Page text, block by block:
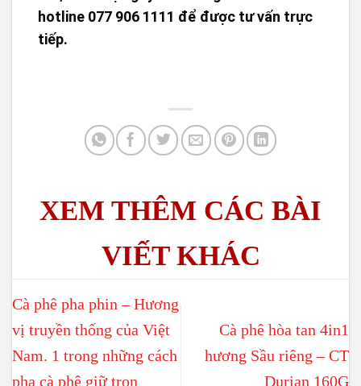
ánh nắng trực tiếp.
Hoặc liên hệ ngay với chúng tôi theo
hotline 077 906 1111 để được tư vấn trực